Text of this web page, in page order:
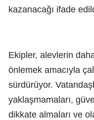
kazanacağı ifade
Ekipler, alevlerin
önlemek amacıyla
sürdürüyor.
yaklaşmamaları,
dikkate almaları ve